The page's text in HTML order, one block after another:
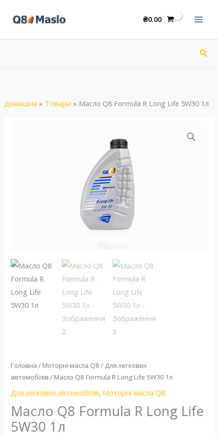
₴0.00
Домашня Товари Масло Q8 Formula R Long Life 5W30 1л
Головна / Моторні масла Q8 / Для легкових
автомобілів / Масло Q8 Formula R Long Life 5W30 1л
Для легкових автомобілів, Моторні масла Q8
Масло Q8 Formula R Long Life
5W30 1л
R